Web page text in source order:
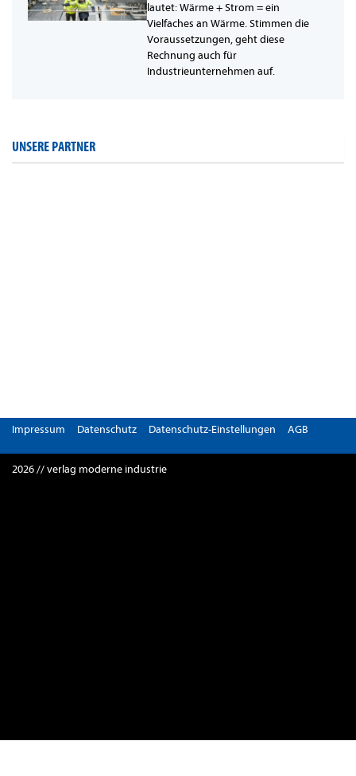
lautet: Wärme + Strom = ein
Vielfaches an Wärme. Stimmen die
Voraussetzungen, geht diese
Rechnung auch für
Industrieunternehmen auf.
UNSERE PARTNER
Impressum Datenschutz Datenschutz-Einstellungen AGB
2026 // verlag moderne industrie